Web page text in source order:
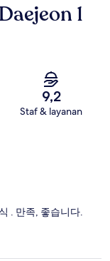
1
9,2
Staf & layanan
. 만족, 좋습니다.